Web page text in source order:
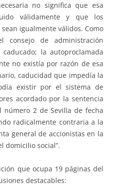
no significa que esa
válidamente y que los
igualmente válidos. Como
consejo de administración
la autoproclamada
no existía por razón de esa
caducidad que impedía la
existir por el sistema de
acordado por la sentencia
número 2 de Sevilla de fecha
radicalmente contraria a la
general de accionistas en la
domicilio social”.
que ocupa 19 páginas del
destacables: